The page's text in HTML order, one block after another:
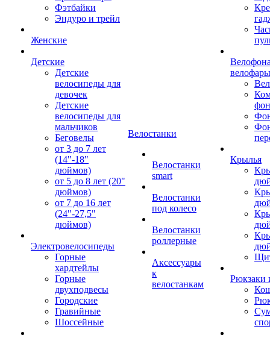
Фэтбайки
Эндуро и трейл
Женские
Детские
Детские
велосипеды для
девочек
Детские
велосипеды для
мальчиков
Беговелы
от 3 до 7 лет
(14"-18"
дюймов)
от 5 до 8 лет (20"
дюймов)
от 7 до 16 лет
(24"-27,5"
дюймов)
Электровелосипеды
Горные
хардтейлы
Горные
двухподвесы
Городские
Гравийные
Шоссейные
Велостанки
Велостанки
smart
Велостанки
под колесо
Велостанки
роллерные
Аксессуары
к
велостанкам
велофары
Крылья
Рюкзаки